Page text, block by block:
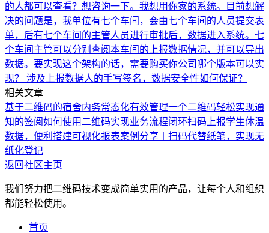
的人都可以查看？ 想咨询一下。我想用你家的系统。目前想解
决的问题是，我单位有七个车间，会由七个车间的人员提交表
单，后有七个车间的主管人员进行审批后，数据进入系统。七
个车间主管可以分别查阅本车间的上报数据情况，并可以导出
数据。要实现这个架构的话，需要购买你公司哪个版本可以实
现？ 涉及上报数据人的手写签名，数据安全性如何保证？
相关文章
基于二维码的宿舍内务常态化有效管理一个二维码轻松实现通
知的签阅如何使用二维码实现业务流程闭环扫码上报学生体温
数据，便利搭建可视化报表案例分享丨扫码代替纸笔，实现无
纸化登记
返回社区主页
我们努力把二维码技术变成简单实用的产品，让每个人和组织
都能轻松使用。
首页